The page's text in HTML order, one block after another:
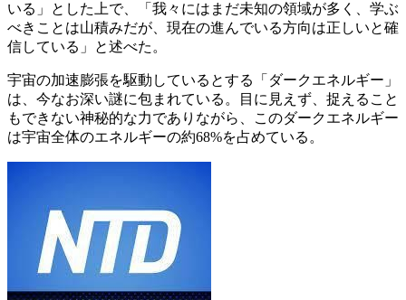
いる」とした上で、「我々にはまだ未知の領域が多く、学ぶ
べきことは山積みだが、現在の進んでいる方向は正しいと確
信している」と述べた。
宇宙の加速膨張を駆動しているとする「ダークエネルギー」
は、今なお深い謎に包まれている。目に見えず、捉えること
もできない神秘的な力でありながら、このダークエネルギー
は宇宙全体のエネルギーの約68%を占めている。